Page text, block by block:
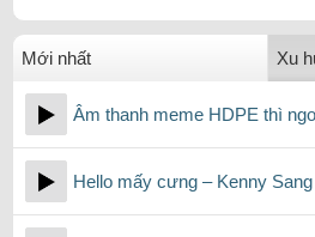
Mới nhất Xu
Âm thanh meme HDPE thì
Hello mấy cưng – Kenny Sang